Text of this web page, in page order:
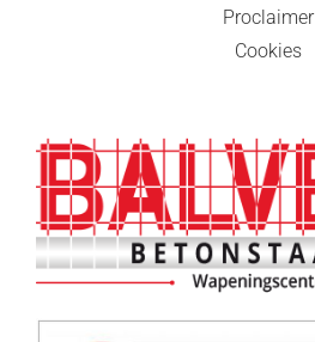
Proclaimer
Cookies